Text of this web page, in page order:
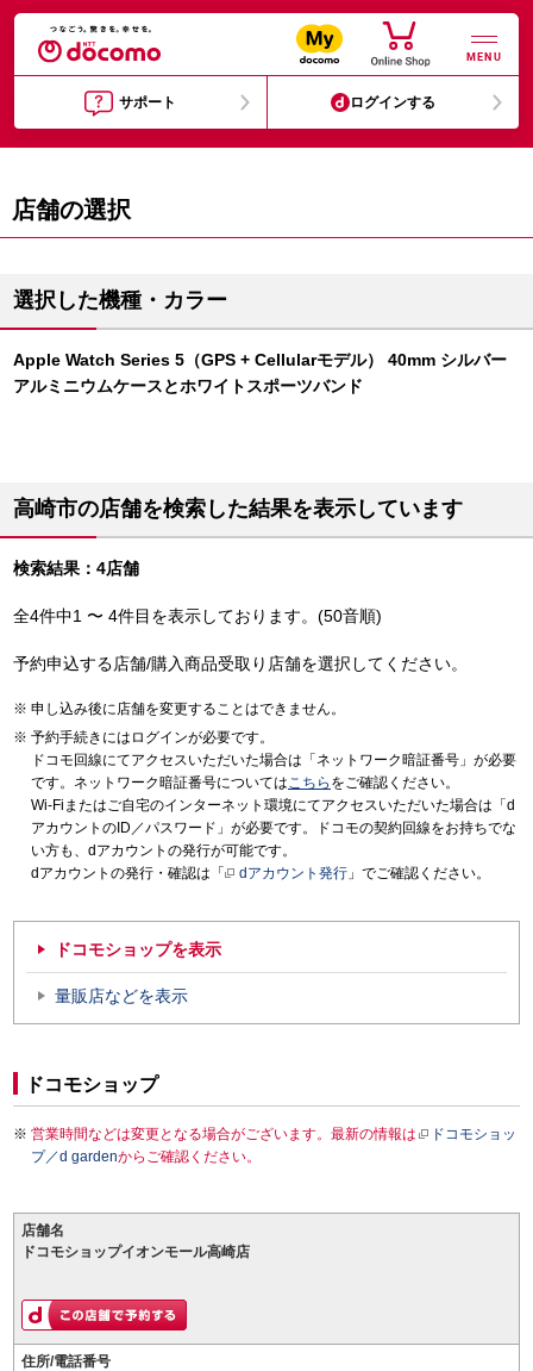
MENU
サポート ログインする
店舗の選択
選択した機種・カラー
Apple Watch Series 5（GPS + Cellularモデル） 40mm シルバー
アルミニウムケースとホワイトスポーツバンド
高崎市の店舗を検索した結果を表示しています
検索結果：4店舗
全4件中1 〜 4件目を表示しております。(50音順)
予約申込する店舗/購入商品受取り店舗を選択してください。
申し込み後に店舗を変更することはできません。
予約手続きにはログインが必要です。
ドコモ回線にてアクセスいただいた場合は「ネットワーク暗証番号」が必要
です。ネットワーク暗証番号についてはこちら をご確認ください。
Wi-Fiまたはご自宅のインターネット環境にてアクセスいただいた場合は「d
アカウントのID／パスワード」が必要です。ドコモの契約回線をお持ちでな
い方も、dアカウントの発行が可能です。
dアカウントの発行・確認は「
dアカウント発行 」でご確認ください。
ドコモショップを表示
量販店などを表示
ドコモショップ
営業時間などは変更となる場合がございます。最新の情報は
ドコモショッ
プ／d gardenからご確認ください。
店舗名
ドコモショップイオンモール高崎店
住所/電話番号